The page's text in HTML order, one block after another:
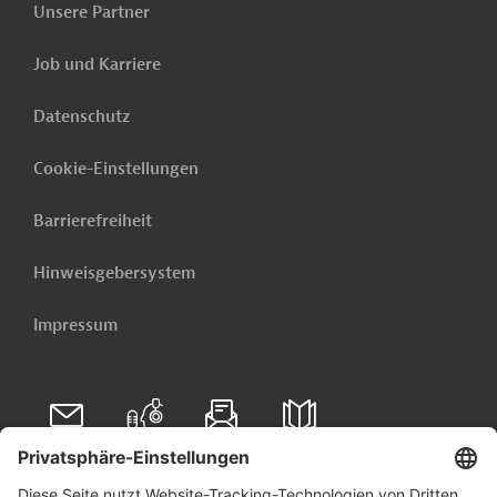
PRO202407301806916 (1)
(PDF; 608,2 KB)
PRO202407301806916 - Annex 2
PRO202407301806916 - Annex 3
Wasserversorgung, Bewässerung
Seuchenbekämpfung
Unsere Partner
Job und Karriere
Datenschutz
Cookie-Einstellungen
Barrierefreiheit
Hinweisgebersystem
Impressum